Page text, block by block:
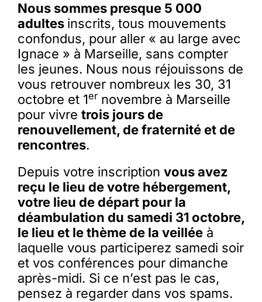
Nous sommes presque 5 000
adultes inscrits, tous mouvements
confondus, pour aller « au large avec
Ignace » à Marseille, sans compter
les jeunes. Nous nous réjouissons de
vous retrouver nombreux les 30, 31
octobre et 1ernovembre à Marseille
pour vivre trois jours de
renouvellement, de fraternité et de
rencontres.
Depuis votre inscription vous avez
reçu le lieu de votre hébergement,
votre lieu de départ pour la
déambulation du samedi 31 octobre,
le lieu et le thème de la veilléeà
laquelle vous participerez samedi soir
et vos conférences pour dimanche
après-midi. Si ce n’est pas le cas,
pensez à regarder dans vos spams.